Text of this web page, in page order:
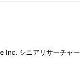
Inc. シニアリサーチャー